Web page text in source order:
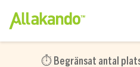
⏱️ Begränsat antal